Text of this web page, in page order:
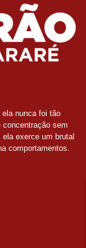
nunca foi tão
sem
exerce um brutal
comportamentos.